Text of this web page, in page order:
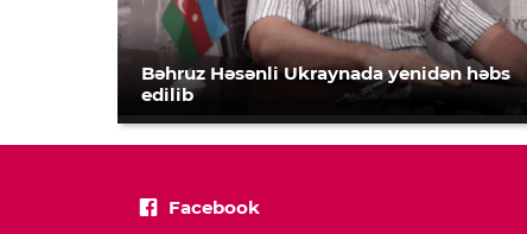
Bəhruz Həsənli Ukraynada yenidən həbs
edilib
Facebook